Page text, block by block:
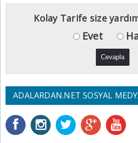
Kolay Tarife size
Evet
ADALARDAN.NET SOSYAL